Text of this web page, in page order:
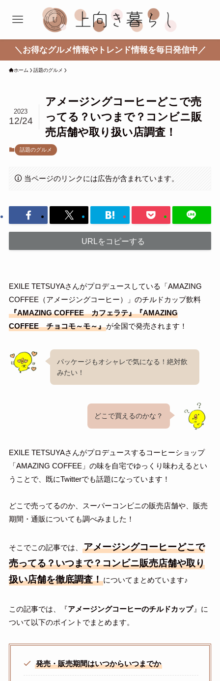
＼お得なグルメ情報やトレンド情報を毎日発信中／
ホーム 話題のグルメ
アメージングコーヒーどこで売
ってる？いつまで？コンビニ販
売店舗や取り扱い店調査！
2023
12/24
話題のグルメ
当ページのリンクには広告が含まれています。
URLをコピーする
EXILE TETSUYAさんがプロデュースしている「AMAZING
COFFEE（アメージングコーヒー）」のチルドカップ飲料
『AMAZING COFFEE カフェラテ』『AMAZING
COFFEE チョコモ～モ～』が全国で発売されます！
パッケージもオシャレで気になる！絶対飲
みたい！
どこで買えるのかな？
EXILE TETSUYAさんがプロデュースするコーヒーショップ
「AMAZING COFFEE」の味を自宅でゆっくり味わえるとい
うことで、既にTwitterでも話題になっています！
どこで売ってるのか、スーパーコンビニの販売店舗や、販売
期間・通販についても調べみました！
そこでこの記事では、
アメージングコーヒーどこで
売ってる？いつまで？コンビニ販売店舗や取り
扱い店舗を徹底調査！についてまとめています♪
この記事では、『アメージングコーヒーのチルドカップ』に
ついて以下のポイントでまとめます。
発売・販売期間はいつからいつまでか